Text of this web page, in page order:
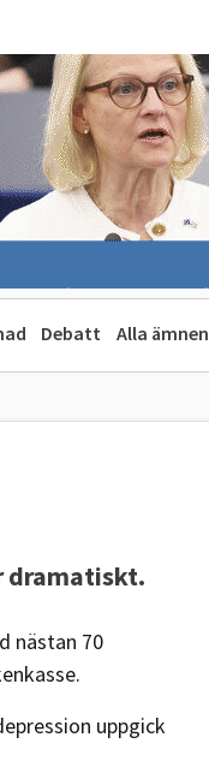
Debatt Alla ämnen
dramatiskt.
nästan 70
uppgick